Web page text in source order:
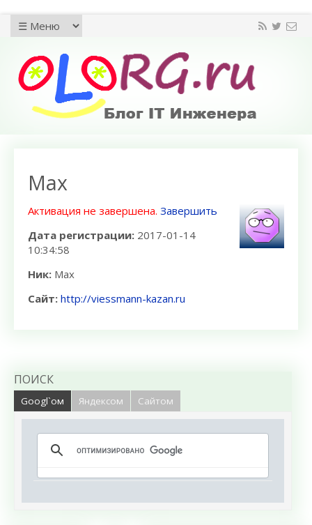
Max
Активация не завершена. Завершить
Дата регистрации: 2017-01-14
10:34:58
Ник: Max
Сайт: http://viessmann-kazan.ru
ПОИСК
Googl`ом Яндексом Сайтом